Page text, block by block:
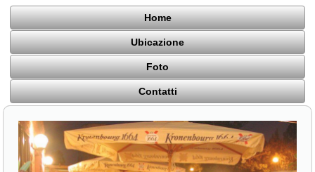
Home
Ubicazione
Foto
Contatti